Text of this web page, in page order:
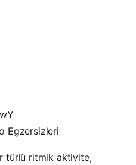
Egzersizleri
türlü ritmik aktivite,